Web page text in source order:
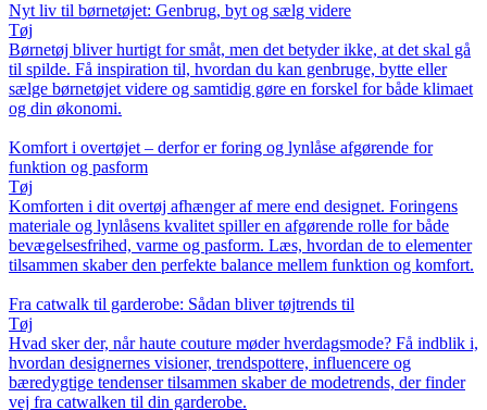
Nyt liv til børnetøjet: Genbrug, byt og sælg videre
Tøj
Børnetøj bliver hurtigt for småt, men det betyder ikke, at det skal gå
til spilde. Få inspiration til, hvordan du kan genbruge, bytte eller
sælge børnetøjet videre og samtidig gøre en forskel for både klimaet
og din økonomi.
Komfort i overtøjet – derfor er foring og lynlåse afgørende for
funktion og pasform
Tøj
Komforten i dit overtøj afhænger af mere end designet. Foringens
materiale og lynlåsens kvalitet spiller en afgørende rolle for både
bevægelsesfrihed, varme og pasform. Læs, hvordan de to elementer
tilsammen skaber den perfekte balance mellem funktion og komfort.
Fra catwalk til garderobe: Sådan bliver tøjtrends til
Tøj
Hvad sker der, når haute couture møder hverdagsmode? Få indblik i,
hvordan designernes visioner, trendspottere, influencere og
bæredygtige tendenser tilsammen skaber de modetrends, der finder
vej fra catwalken til din garderobe.